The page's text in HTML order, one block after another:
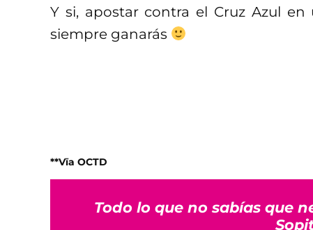
Y si, apostar contra el Cruz Azul
siempre ganarás
**Vïa OCTD
Todo lo que no sabías que